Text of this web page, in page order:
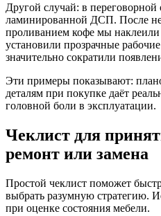
Другой случай: в переговорной
ламинированной ДСП. После
проливанием кофе мы
установили прозрачные
значительно сократили
Эти примеры показывают:
деталям при покупке даёт
головной боли в эксплуатации.
Чеклист для
ремонт или замена
Простой чеклист поможет
выбрать разумную стратегию.
при оценке состояния мебели.